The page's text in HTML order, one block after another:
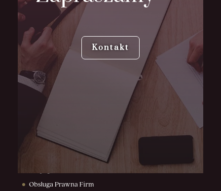
Kontakt
Obsługa Prawna Firm